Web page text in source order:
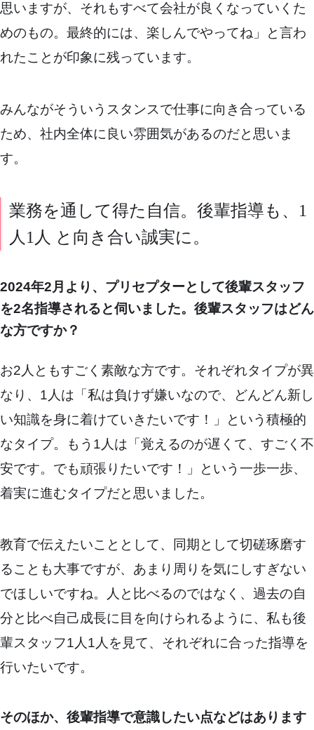
思いますが、それもすべて会社が良くなっていくた
めのもの。最終的には、楽しんでやってね」と言わ
れたことが印象に残っています。
みんながそういうスタンスで仕事に向き合っている
ため、社内全体に良い雰囲気があるのだと思いま
す。
業務を通して得た自信。後輩指導も、1
人1人 と向き合い誠実に。
2024年2月より、プリセプターとして後輩スタッフ
を2名指導されると伺いました。後輩スタッフはどん
な方ですか？
お2人ともすごく素敵な方です。それぞれタイプが異
なり、1人は「私は負けず嫌いなので、どんどん新し
い知識を身に着けていきたいです！」という積極的
なタイプ。もう1人は「覚えるのが遅くて、すごく不
安です。でも頑張りたいです！」という一歩一歩、
着実に進むタイプだと思いました。
教育で伝えたいこととして、同期として切磋琢磨す
ることも大事ですが、あまり周りを気にしすぎない
でほしいですね。人と比べるのではなく、過去の自
分と比べ自己成長に目を向けられるように、私も後
輩スタッフ1人1人を見て、それぞれに合った指導を
行いたいです。
そのほか、後輩指導で意識したい点などはあります